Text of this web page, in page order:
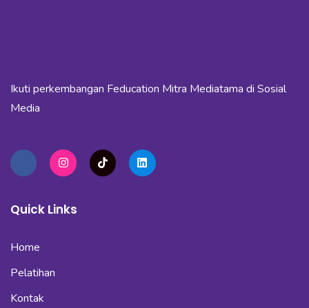
Ikuti perkembangan Feducation Mitra Mediatama di Sosial
Media
Quick Links
Home
Pelatihan
Kontak